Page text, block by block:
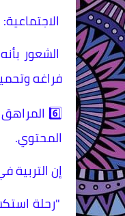
الشعور
فراغه
​6️⃣
المحتوي.
إن التربية
"رحلة